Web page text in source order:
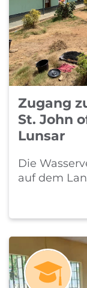
Zugang
St. John
Lunsar
Die
auf dem